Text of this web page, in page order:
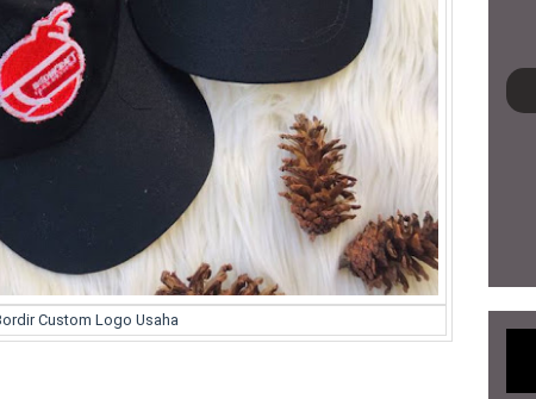
Custom Logo Usaha